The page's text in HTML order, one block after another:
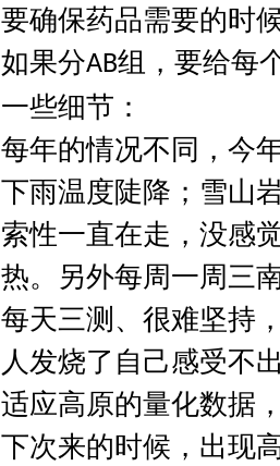
要确保药品需要的时
如果分AB组，要给每
一些细节：
每年的情况不同，今
下雨温度陡降；雪山
索性一直在走，没感
热。另外每周一周三
每天三测、很难坚持
人发烧了自己感受不
适应高原的量化数据
下次来的时候，出现